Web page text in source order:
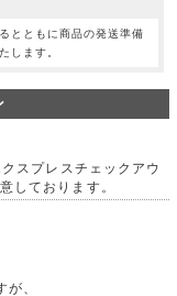
とともに商品の発送準備
します。
スプレスチェックアウ
しております。
が、